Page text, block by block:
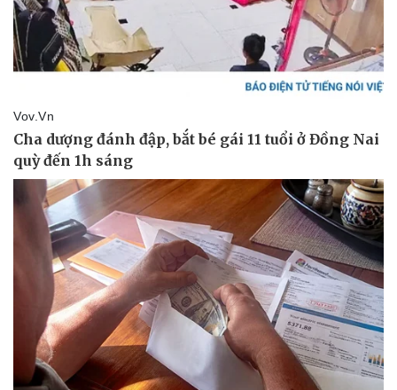
Thể thao
Bóng đá
Lịch thi đấu bóng đá
Thế giới thể thao
eSports
Hậu trường
Ô tô - Xe máy
Xe máy
Tư vấn